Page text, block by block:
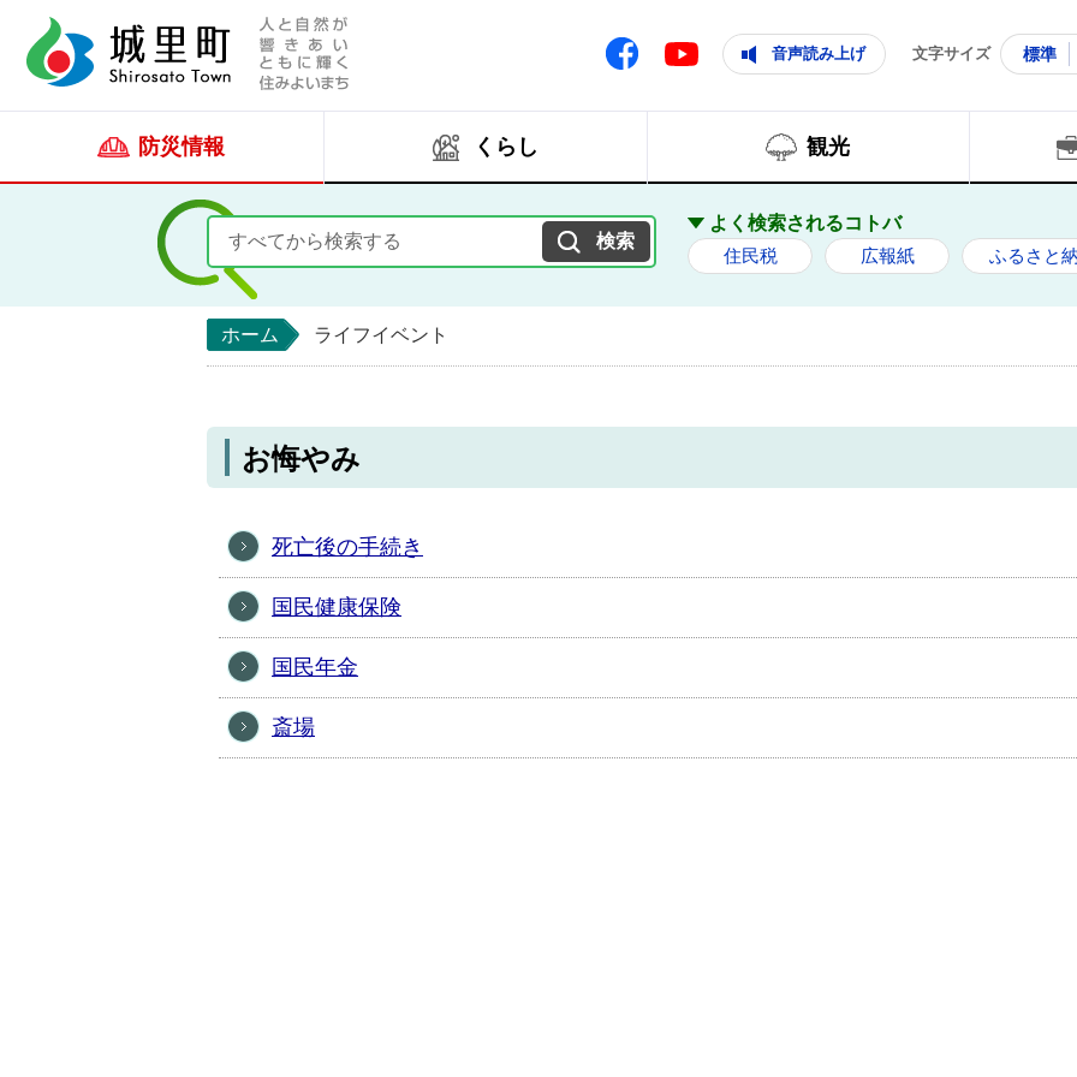
Facebook Youtube 音声読み上げ 文字サイズ 標準
防災情報 くらし 観光
よく検索されるコトバ
住民税 広報紙 ふるさと
ホーム ライフイベント
お悔やみ
死亡後の手続き
国民健康保険
国民年金
斎場